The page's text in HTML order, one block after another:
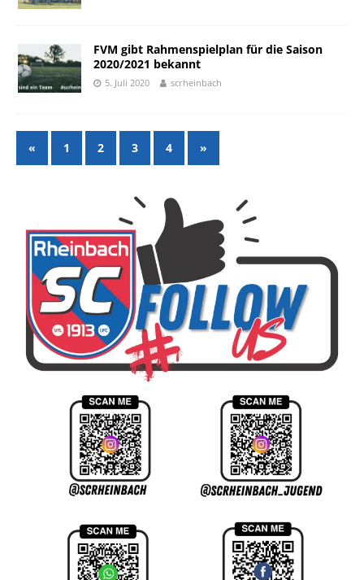
FVM gibt Rahmenspielplan für die Saison
2020/2021 bekannt
5. Juli 2020 scrheinbach
« 1 2 3 4 »